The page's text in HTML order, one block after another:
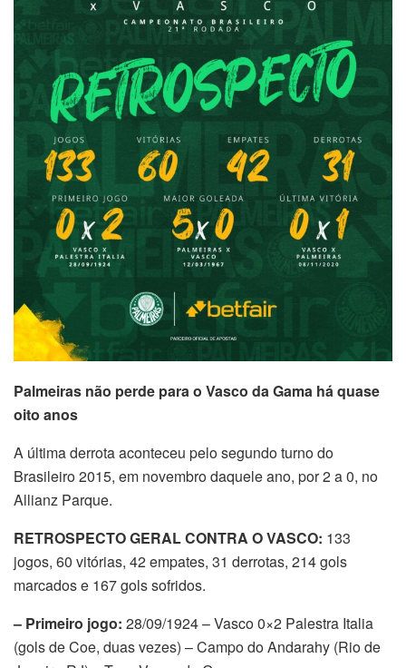
Palmeiras não perde para o Vasco da Gama há quase
oito anos
A última derrota aconteceu pelo segundo turno do
Brasileiro 2015, em novembro daquele ano, por 2 a 0, no
Allianz Parque.
RETROSPECTO GERAL CONTRA O VASCO: 133
jogos, 60 vitórias, 42 empates, 31 derrotas, 214 gols
marcados e 167 gols sofridos.
– Primeiro jogo: 28/09/1924 – Vasco 0×2 Palestra Italia
(gols de Coe, duas vezes) – Campo do Andarahy (Rio de